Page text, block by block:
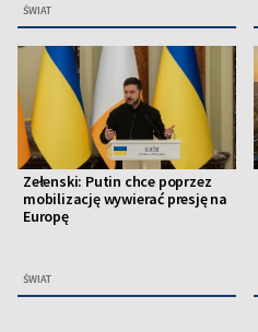
ŚWIAT
Zełenski: Putin chce poprzez
mobilizację wywierać presję na
Europę
ŚWIAT